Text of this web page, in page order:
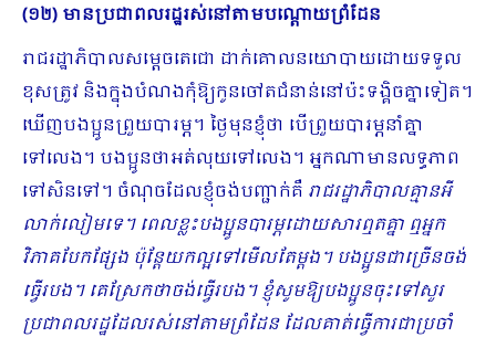
(១២) មានប្រជាពលរដ្ឋរស់នៅតាមបណ្តោយព្រំដែន
រាជរដ្ឋាភិបាលសម្តេចតេជោ ដាក់គោលនយោបាយដោយទទួល
ខុសត្រូវ និងក្នុងបំណងកុំឱ្យកូនចៅតជំនាន់នៅប៉ះទង្គិចគ្នាទៀត។
ឃើញបងប្អូនព្រួយបារ​ម្ភ។ ថ្ងៃមុនខ្ញុំថា បើព្រួយបារម្ភនាំគ្នា
ទៅលេង។ បងប្អូនថាអត់លុយទៅលេង។ អ្នកណាមានលទ្ធភាព
ទៅសិនទៅ។ ចំណុចដែលខ្ញុំចង់បញ្ជាក់គឺ រាជរដ្ឋាភិបាលគ្មានអី
លាក់លៀមទេ។ ពេលខ្លះបងប្អូនបារម្ភដោយសារឮតគ្នា ឮអ្នក
វិភាគបែកផ្សែង ប៉ុន្តែយកល្អទៅមើលតែម្តង។ បងប្អូនជាច្រើនចង់
ធ្វើរបង។ គេស្រែកថាចង់ធ្វើរបង។ ខ្ញុំសូមឱ្យបងប្អូនចុះទៅសួរ
ប្រជាពលរដ្ឋដែលរស់នៅតាមព្រំដែន ដែលគាត់ធ្វើការជាប្រចាំ